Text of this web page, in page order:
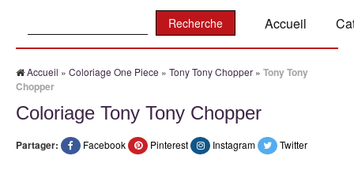
Accueil
Accueil » Coloriage One Piece » Tony Tony Chopper » Tony Tony
Chopper
Coloriage Tony Tony Chopper
Partager: Facebook Pinterest Instagram Twitter